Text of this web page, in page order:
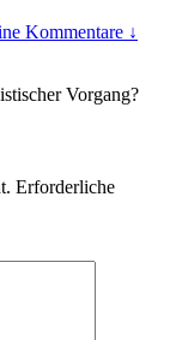
Kommentare ↓
Vorgang?
Erforderliche